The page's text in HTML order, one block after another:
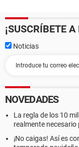
¡SUSCRÍBETE
Noticias
NOVEDADES
La regla de los 10
realmente necesario
¡No caigas! Así es